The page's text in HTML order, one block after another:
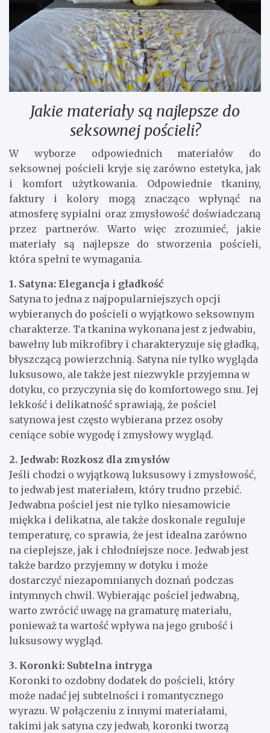
Jakie materiały są najlepsze do
seksownej pościeli?
W wyborze odpowiednich materiałów do
seksownej pościeli kryje się zarówno estetyka, jak
i komfort użytkowania. Odpowiednie tkaniny,
faktury i kolory mogą znacząco wpłynąć na
atmosferę sypialni oraz zmysłowość doświadczaną
przez partnerów. Warto więc zrozumieć, jakie
materiały są najlepsze do stworzenia pościeli,
która spełni te wymagania.
1. Satyna: Elegancja i gładkość
Satyna to jedna z najpopularniejszych opcji
wybieranych do pościeli o wyjątkowo seksownym
charakterze. Ta tkanina wykonana jest z jedwabiu,
bawełny lub mikrofibry i charakteryzuje się gładką,
błyszczącą powierzchnią. Satyna nie tylko wygląda
luksusowo, ale także jest niezwykle przyjemna w
dotyku, co przyczynia się do komfortowego snu. Jej
lekkość i delikatność sprawiają, że pościel
satynowa jest często wybierana przez osoby
ceniące sobie wygodę i zmysłowy wygląd.
2. Jedwab: Rozkosz dla zmysłów
Jeśli chodzi o wyjątkową luksusowy i zmysłowość,
to jedwab jest materiałem, który trudno przebić.
Jedwabna pościel jest nie tylko niesamowicie
miękka i delikatna, ale także doskonale reguluje
temperaturę, co sprawia, że jest idealna zarówno
na cieplejsze, jak i chłodniejsze noce. Jedwab jest
także bardzo przyjemny w dotyku i może
dostarczyć niezapomnianych doznań podczas
intymnych chwil. Wybierając pościel jedwabną,
warto zwrócić uwagę na gramaturę materiału,
ponieważ ta wartość wpływa na jego grubość i
luksusowy wygląd.
3. Koronki: Subtelna intryga
Koronki to ozdobny dodatek do pościeli, który
może nadać jej subtelności i romantycznego
wyrazu. W połączeniu z innymi materiałami,
takimi jak satyna czy jedwab, koronki tworzą